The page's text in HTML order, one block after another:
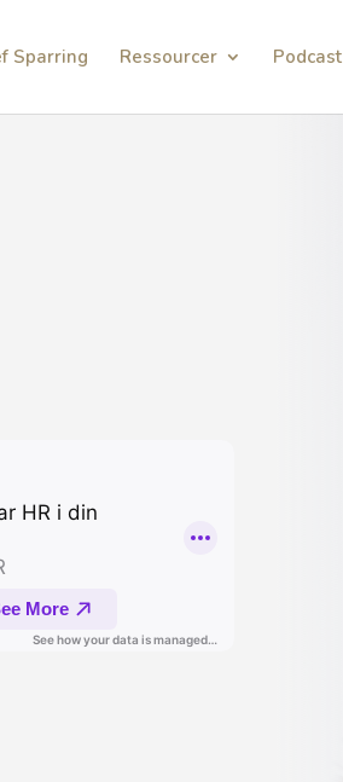
Sparring Ressourcer Podcast